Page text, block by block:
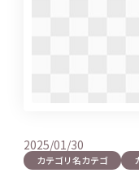
カテゴリ名カテゴ
2025/01/30